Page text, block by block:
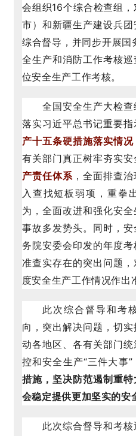
会组织16个综合检查组
市）和新疆生产建设兵
综合督导，并同步开展
全生产和消防工作考核
位安全生产工作考核。
全国安全生产大检
落实习近平总书记重要
产十五条硬措施落实情况
有关部门真正树牢夯实
产责任体系 ，全面排查
入查找短板弱项，重拳
为，全面改进和强化安
事故多发势头。同时，
务院安委会印发的年度
准查实存在的突出问题
度安全生产工作情况作出
此次综合督导和考
向，突出解决问题，切
动各地区、各有关部门
控和安全生产“三件大事”
措施，坚决防范遏制重
会稳定提供更加坚实的安
此次综合督导和考